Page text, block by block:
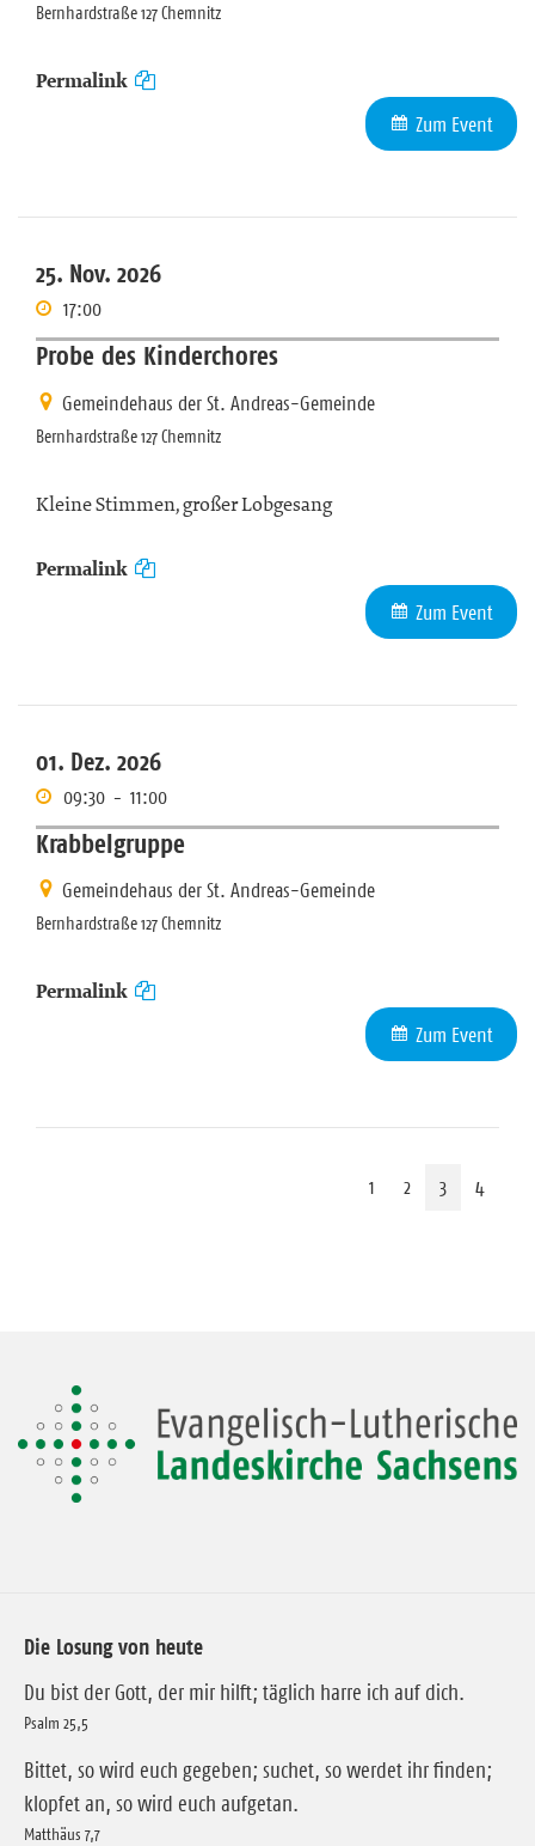
Bernhardstraße 127 Chemnitz
Permalink
Zum Event
25. Nov. 2026
17:00
Probe des Kinderchores
Gemeindehaus der St. Andreas-Gemeinde
Bernhardstraße 127 Chemnitz
Kleine Stimmen, großer Lobgesang
Permalink
Zum Event
01. Dez. 2026
09:30 - 11:00
Krabbelgruppe
Gemeindehaus der St. Andreas-Gemeinde
Bernhardstraße 127 Chemnitz
Permalink
Zum Event
1 2 3 4
Die Losung von heute
Du bist der Gott, der mir hilft; täglich harre ich auf dich.
Psalm 25,5
Bittet, so wird euch gegeben; suchet, so werdet ihr finden;
klopfet an, so wird euch aufgetan.
Matthäus 7,7